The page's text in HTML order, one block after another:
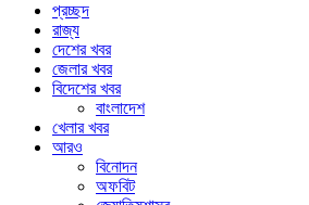
প্রচ্ছদ
রাজ্য
দেশের খবর
জেলার খবর
বিদেশের খবর
বাংলাদেশ
খেলার খবর
আরও
বিনোদন
অফবিট